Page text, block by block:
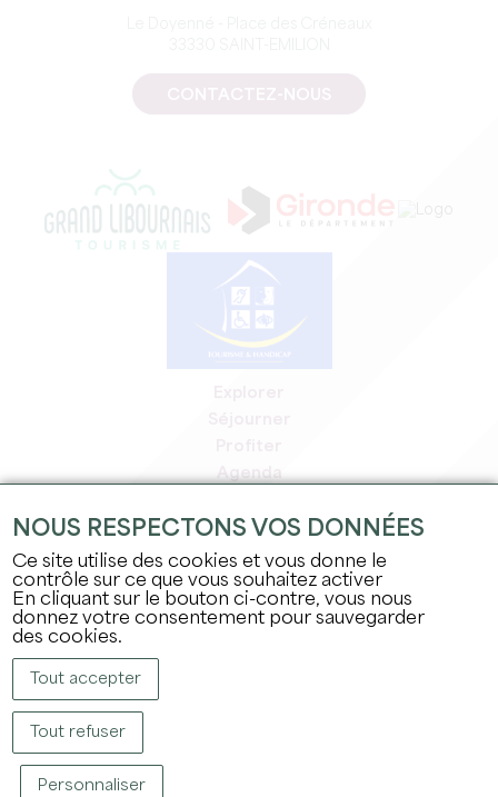
Agenda
Espace adhérents
Espace presse
Emplois & stages
Mentions légales
COPYRIGHT © 2026 OFFICE DE TOURISME DU GRAND SAINT-ÉMILIONNAIS
NOUS RESPECTONS VOS DONNÉES
Ce site utilise des cookies et vous donne le
contrôle sur ce que vous souhaitez activer
En cliquant sur le bouton ci-contre, vous nous
donnez votre consentement pour sauvegarder
des cookies.
Tout accepter
Tout refuser
Personnaliser